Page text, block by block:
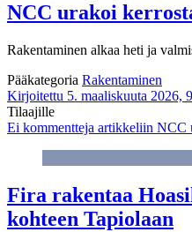
NCC urakoi
Rakentaminen alkaa heti ja
Pääkategoria Rakentaminen
Kirjoitettu 5. maaliskuuta 2026,
Tilaajille
Ei kommentteja artikkeliin NCC
Fira rakentaa
kohteen Tapiolaan